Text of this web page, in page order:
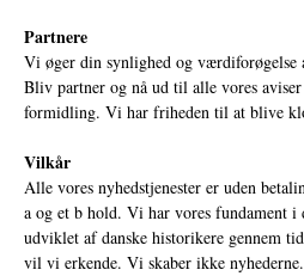
Partnere
Vi øger din synlighed og værdiforøgelse
Bliv partner og nå ud til alle vores
formidling. Vi har friheden til at blive
Vilkår
Alle vores nyhedstjenester er uden
a og et b hold. Vi har vores fundament
udviklet af danske historikere gennem
vil vi erkende. Vi skaber ikke